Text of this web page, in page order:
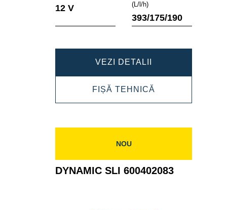
12 V
(L/l/h)
393/175/190
VEZI DETALII
SLI
610402092
FIȘĂ TEHNICĂ
SLI
NOU
DYNAMIC SLI 600402083